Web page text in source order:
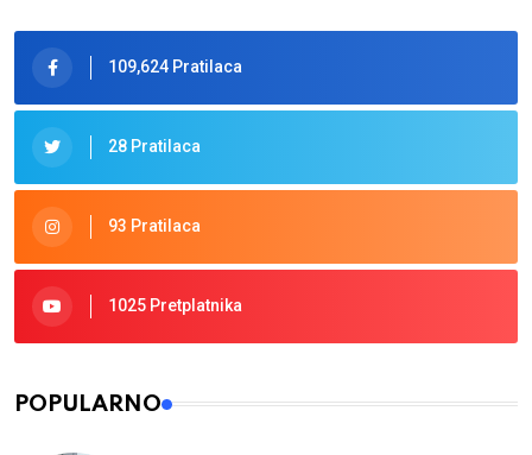
109,624 Pratilaca
28 Pratilaca
93 Pratilaca
1025 Pretplatnika
POPULARNO